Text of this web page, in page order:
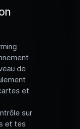
de
et
sur
et tes